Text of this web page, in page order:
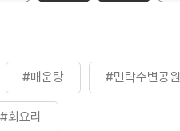
#매운탕 #민락수변공원
#회요리